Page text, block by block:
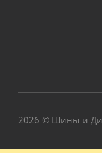
2026 © Шины и